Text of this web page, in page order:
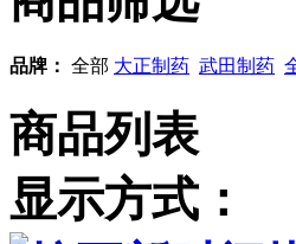
品牌： 全部 大正制药 武田制药
商品列表
显示方式：